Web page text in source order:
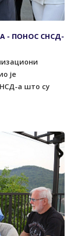
- ПОНОС СНСД-
је
а што су